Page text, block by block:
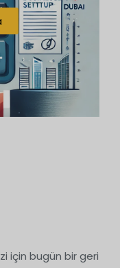
için bugün bir geri